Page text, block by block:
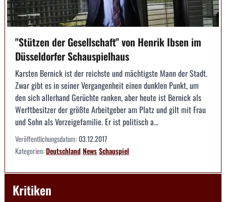
"Stützen der Gesellschaft" von Henrik Ibsen im
Düsseldorfer Schauspielhaus
Karsten Bernick ist der reichste und mächtigste Mann der Stadt.
Zwar gibt es in seiner Vergangenheit einen dunklen Punkt, um
den sich allerhand Gerüchte ranken, aber heute ist Bernick als
Werftbesitzer der größte Arbeitgeber am Platz und gilt mit Frau
und Sohn als Vorzeigefamilie. Er ist politisch a...
Veröffentlichungsdatum:03.12.2017
Kategorien:DeutschlandNewsSchauspiel
Kritiken